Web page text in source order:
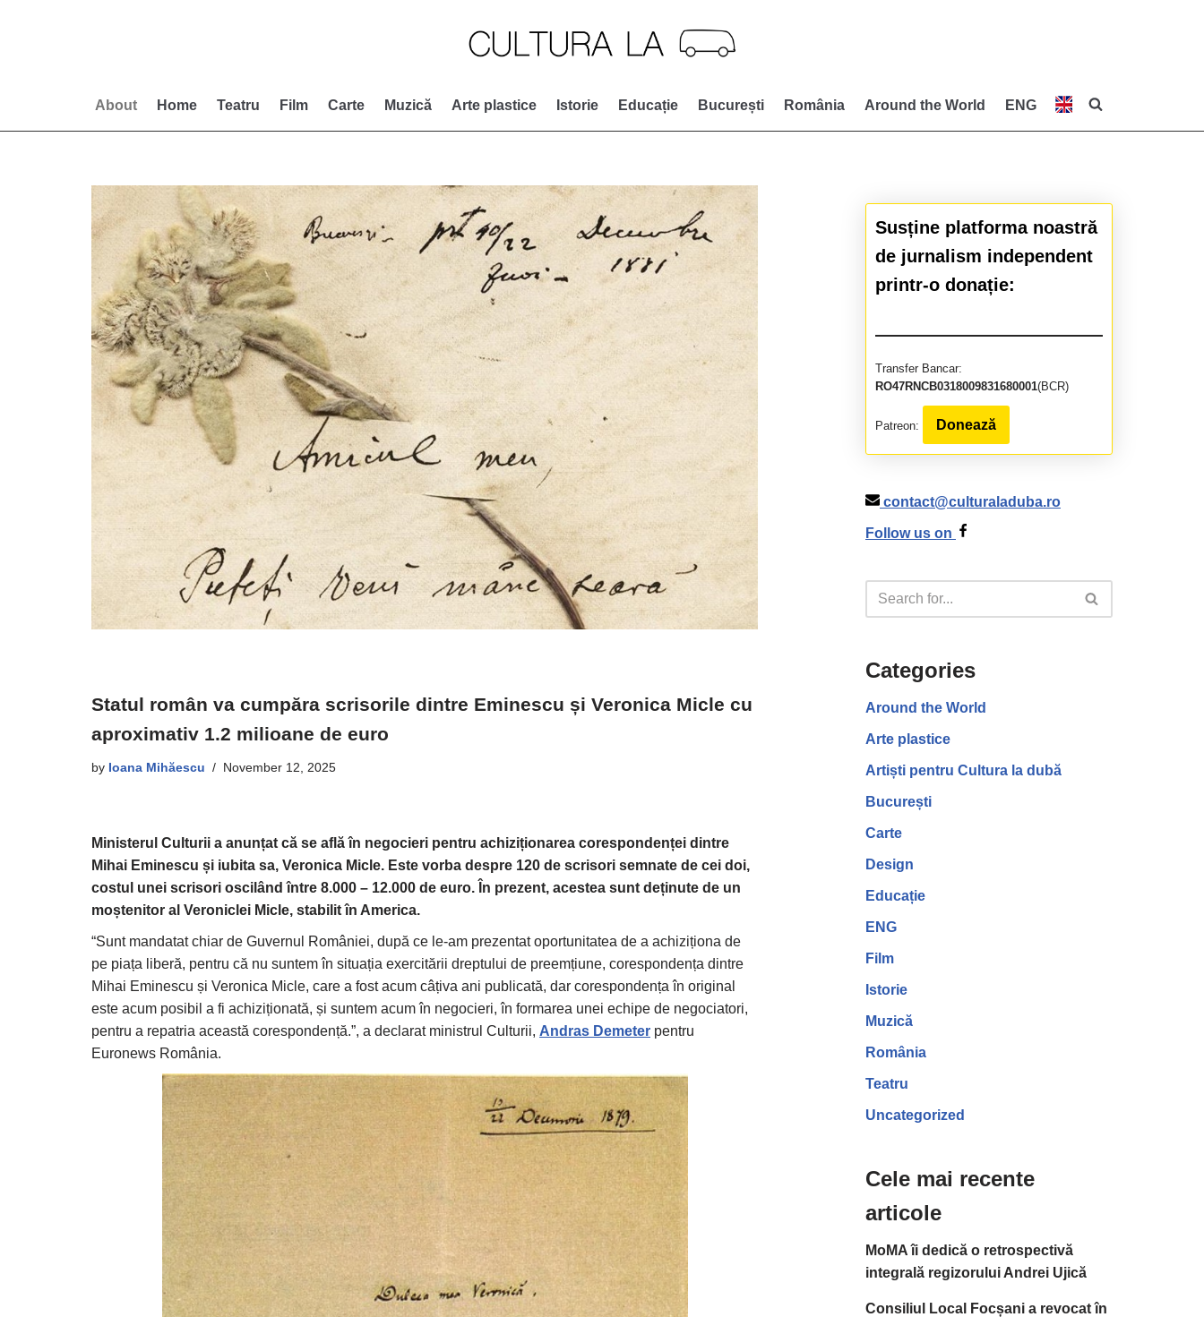
About Home Teatru Film Carte Muzică Arte plastice Istorie Educație București România Around the World ENG
Statul român va cumpăra scrisorile dintre Eminescu și Veronica Micle cu
aproximativ 1.2 milioane de euro
by Ioana Mihăescu November 12, 2025
Ministerul Culturii a anunțat că se află în negocieri pentru achiziționarea corespondenței dintre
Mihai Eminescu și iubita sa, Veronica Micle. Este vorba despre 120 de scrisori semnate de cei doi,
costul unei scrisori oscilând între 8.000 – 12.000 de euro. În prezent, acestea sunt deținute de un
moștenitor al Veroniclei Micle, stabilit în America.
“Sunt mandatat chiar de Guvernul României, după ce le-am prezentat oportunitatea de a achiziționa de
pe piața liberă, pentru că nu suntem în situația exercitării dreptului de preemțiune, corespondența dintre
Mihai Eminescu și Veronica Micle, care a fost acum câțiva ani publicată, dar corespondența în original
este acum posibil a fi achiziționată, și suntem acum în negocieri, în formarea unei echipe de negociatori,
pentru a repatria această corespondență.”, a declarat ministrul Culturii, Andras Demeter pentru
Euronews România.
Susține platforma noastră
de jurnalism independent
printr-o donație:
Transfer Bancar:
RO47RNCB0318009831680001(BCR)
Patreon: Donează
contact@culturaladuba.ro
Follow us on
Categories
Around the World
Arte plastice
Artiști pentru Cultura la dubă
București
Carte
Design
Educație
ENG
Film
Istorie
Muzică
România
Teatru
Uncategorized
Cele mai recente
articole
MoMA îi dedică o retrospectivă
integrală regizorului Andrei Ujică
Consiliul Local Focșani a revocat în